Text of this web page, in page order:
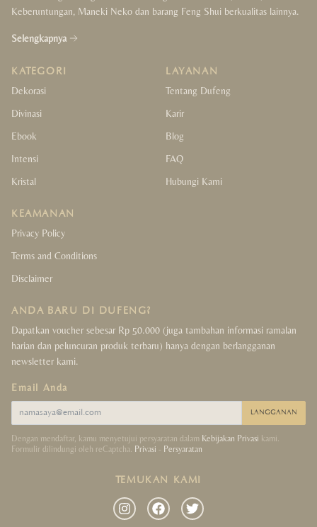
Keberuntungan, Maneki Neko dan barang Feng Shui berkualitas lainnya.
Selengkapnya
KATEGORI
Dekorasi
Divinasi
Ebook
Intensi
Kristal
LAYANAN
Tentang Dufeng
Karir
Blog
FAQ
Hubungi Kami
KEAMANAN
Privacy Policy
Terms and Conditions
Disclaimer
ANDA BARU DI DUFENG?
Dapatkan voucher sebesar Rp 50.000 (juga tambahan informasi ramalan
harian dan peluncuran produk terbaru) hanya dengan berlangganan
newsletter kami.
Email Anda
LANGGANAN
Dengan mendaftar, kamu menyetujui persyaratan dalam Kebijakan Privasi kami.
Formulir dilindungi oleh reCaptcha. Privasi - Persyaratan
TEMUKAN KAMI